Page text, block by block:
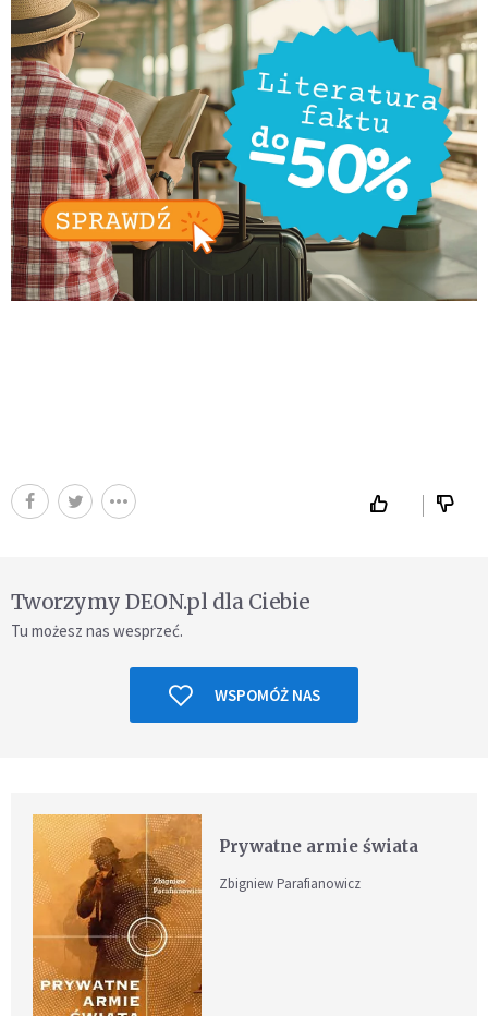
Tworzymy DEON.pl dla Ciebie
Tu możesz nas wesprzeć.
WSPOMÓŻ NAS
Prywatne armie świata
Zbigniew Parafianowicz